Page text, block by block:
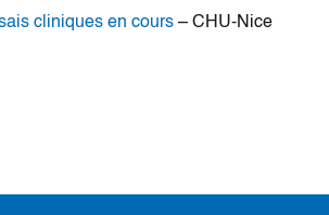
cliniques en cours – CHU-Nice